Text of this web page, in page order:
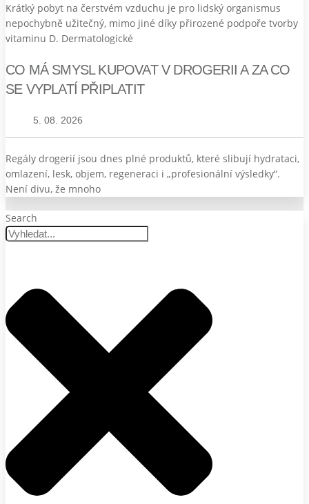
Krátký pobyt na čerstvém vzduchu je pro lidský organismus
nepochybně užitečný, mimo jiné díky přirozené podpoře tvorby
vitaminu D. Dermatologické
CO MÁ SMYSL KUPOVAT V DROGERII A ZA CO
SE VYPLATÍ PŘIPLATIT
5. 08. 2026
Regály drogerií jsou dnes plné produktů, které slibují hydrataci,
omlazení, lesk, objem, regeneraci i „profesionální výsledky“.
Není divu, že mnoho
Search